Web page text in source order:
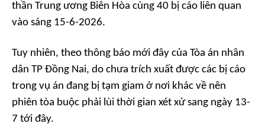
thần Trung ương Biên Hòa cùng 40 bị cáo liên quan
vào sáng 15-6-2026.
Tuy nhiên, theo thông báo mới đây của Tòa án nhân
dân TP Đồng Nai, do chưa trích xuất được các bị cáo
trong vụ án đang bị tạm giam ở nơi khác về nên
phiên tòa buộc phải lùi thời gian xét xử sang ngày 13-
7 tới đây.